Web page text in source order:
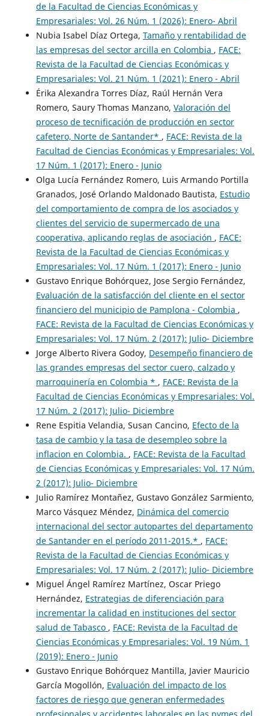
de la Facultad de Ciencias Económicas y
Empresariales: Vol. 26 Núm. 1 (2026): Enero- Abril
Nubia Isabel Díaz Ortega, Tamaño y rentabilidad de
las empresas del sector arcilla en Colombia , FACE:
Revista de la Facultad de Ciencias Económicas y
Empresariales: Vol. 21 Núm. 1 (2021): Enero - Abril
Érika Alexandra Torres Díaz, Raúl Hernán Vera
Romero, Saury Thomas Manzano, Valoración del
proceso de tecnificación de producción en sector
cafetero, Norte de Santander* , FACE: Revista de la
Facultad de Ciencias Económicas y Empresariales: Vol.
17 Núm. 1 (2017): Enero - Junio
Olga Lucía Fernández Romero, Luis Armando Portilla
Granados, José Orlando Maldonado Bautista, Estudio
del comportamiento de compra de los asociados y
clientes del servicio de supermercado de una
cooperativa, aplicando reglas de asociación , FACE:
Revista de la Facultad de Ciencias Económicas y
Empresariales: Vol. 17 Núm. 1 (2017): Enero - Junio
Gustavo Enrique Bohórquez, Jose Sergio Fernández,
Evaluación de la satisfacción del cliente en el sector
financiero del municipio de Pamplona - Colombia ,
FACE: Revista de la Facultad de Ciencias Económicas y
Empresariales: Vol. 17 Núm. 2 (2017): Julio- Diciembre
Jorge Alberto Rivera Godoy, Desempeño financiero de
las grandes empresas del sector cuero, calzado y
marroquinería en Colombia * , FACE: Revista de la
Facultad de Ciencias Económicas y Empresariales: Vol.
17 Núm. 2 (2017): Julio- Diciembre
Rene Espitia Velandia, Susan Cancino, Efecto de la
tasa de cambio y la tasa de desempleo sobre la
inflacion en Colombia. , FACE: Revista de la Facultad
de Ciencias Económicas y Empresariales: Vol. 17 Núm.
2 (2017): Julio- Diciembre
Julio Ramírez Montañez, Gustavo González Sarmiento,
Marco Vásquez Méndez, Dinámica del comercio
internacional del sector autopartes del departamento
de Santander en el período 2011-2015.* , FACE:
Revista de la Facultad de Ciencias Económicas y
Empresariales: Vol. 17 Núm. 2 (2017): Julio- Diciembre
Miguel Ángel Ramírez Martínez, Oscar Priego
Hernández, Estrategias de diferenciación para
incrementar la calidad en instituciones del sector
salud de Tabasco , FACE: Revista de la Facultad de
Ciencias Económicas y Empresariales: Vol. 19 Núm. 1
(2019): Enero - Junio
Gustavo Enrique Bohórquez Mantilla, Javier Mauricio
García Mogollón, Evaluación del impacto de los
factores de riesgo que generan enfermedades